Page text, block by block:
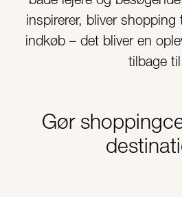
inspirerer, bliver
indkøb – det bliver en
tilbage
Gør